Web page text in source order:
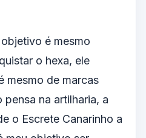
é mesmo
o hexa, ele
mesmo de marcas
pensa na artilharia, a
o Escrete Canarinho a